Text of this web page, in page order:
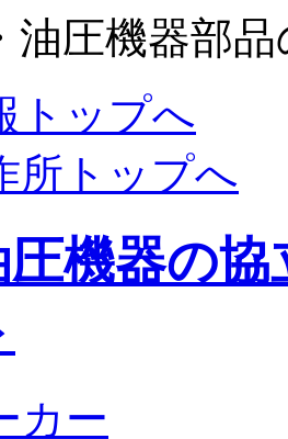
油圧機器部
トップへ
所トップへ
圧機器の
カー